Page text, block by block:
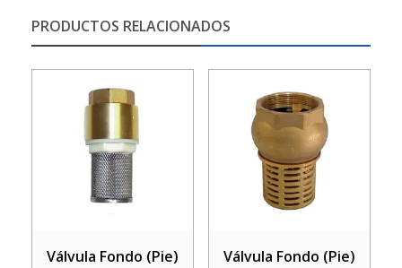
PRODUCTOS RELACIONADOS
Válvula Fondo (Pie)
Válvula Fondo (Pie)